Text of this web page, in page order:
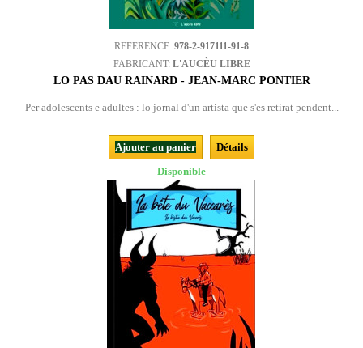
REFERENCE: 978-2-917111-91-8
FABRICANT: L'AUCÈU LIBRE
LO PAS DAU RAINARD - JEAN-MARC PONTIER
Per adolescents e adultes : lo jornal d'un artista que s'es retirat pendent...
Ajouter au panier
Détails
Disponible